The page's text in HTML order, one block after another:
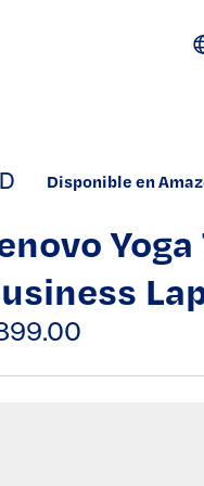
D Disponible en
Core